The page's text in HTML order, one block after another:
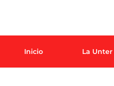
Inicio La Unter